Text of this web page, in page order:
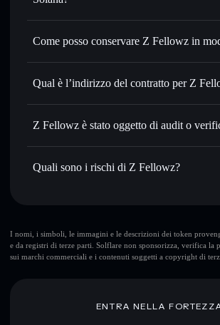
prezzo desiderato di ZFELL
Usare il DCA— applica la strategia dollar-
— trasferisci
collegare pubblicamente i wallet usando
capitalizzazione di mercato e liquidità di
Conservare in modo sicuro— tieni i tuoi
Aggregatore di
Solflare
Come posso conservare Z Fellowz in
Z Fellowz
Aggregatore
Qual è l’indirizzo del contratto per Z
Z Fellowz è stato oggetto di audit o
Z Fellowz non è verificato
Quali sono i rischi di Z Fellowz?
mutevoli
formativi e non costituiscono una consulenza
I nomi, i simboli, le immagini e le descrizioni dei token
e da registri di terze parti. Solflare non sponsorizza, verifica la
sui marchi commerciali e i contenuti soggetti a copyright di
ENTRA NELLA